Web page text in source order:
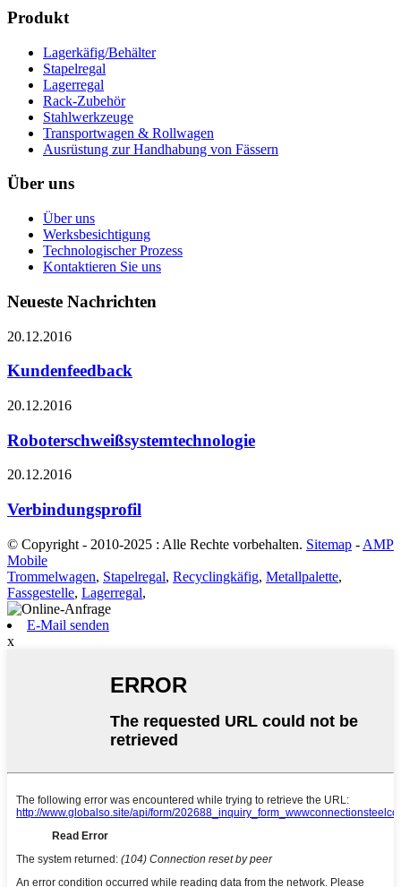
Produkt
Lagerkäfig/Behälter
Stapelregal
Lagerregal
Rack-Zubehör
Stahlwerkzeuge
Transportwagen & Rollwagen
Ausrüstung zur Handhabung von Fässern
Über uns
Über uns
Werksbesichtigung
Technologischer Prozess
Kontaktieren Sie uns
Neueste Nachrichten
20.12.2016
Kundenfeedback
20.12.2016
Roboterschweißsystemtechnologie
20.12.2016
Verbindungsprofil
© Copyright - 2010-2025 : Alle Rechte vorbehalten. Sitemap - AMP
Mobile
Trommelwagen, Stapelregal, Recyclingkäfig, Metallpalette,
Fassgestelle, Lagerregal,
E-Mail senden
x